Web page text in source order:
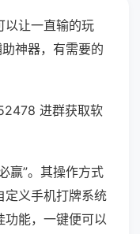
以让一直输的玩
神器，有需要的
进群获取软
赢”。其操作方式
定义手机打牌系统
功能，一键便可以